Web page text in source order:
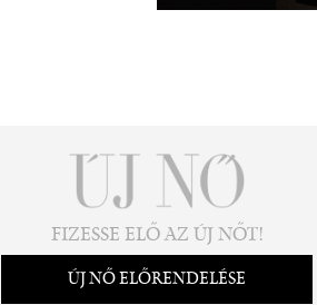
FIZESSE ELŐ AZ ÚJ NŐT!
ÚJ NŐ ELŐRENDELÉSE